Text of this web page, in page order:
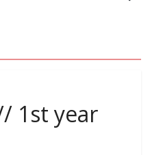
1st year